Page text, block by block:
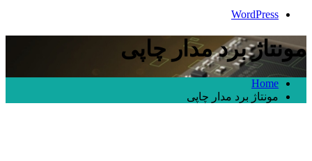
WordPress
مونتاژ برد مدار چاپی
Home
مونتاژ برد مدار چاپی